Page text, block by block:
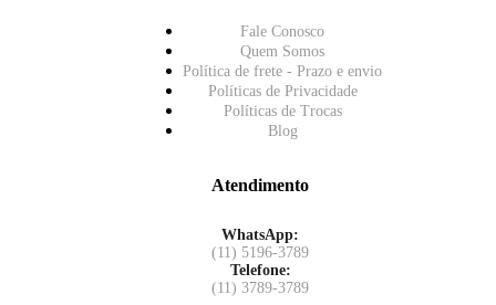
Fale Conosco
Quem Somos
Política de frete - Prazo e envio
Políticas de Privacidade
Políticas de Trocas
Blog
Atendimento
WhatsApp:
(11) 5196-3789
Telefone:
(11) 3789-3789